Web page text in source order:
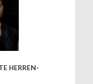
HERREN-